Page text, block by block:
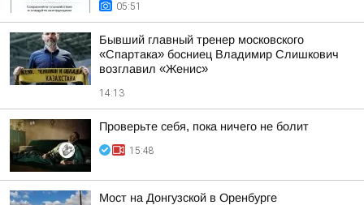
05:51
Бывший главный тренер московского
«Спартака» босниец Владимир Слишкович
возглавил «Женис»
14:13
Проверьте себя, пока ничего не болит
15:48
Мост на Донгузской в Оренбурге